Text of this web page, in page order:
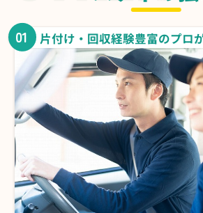
01 片付け・回収経験豊富のプロ